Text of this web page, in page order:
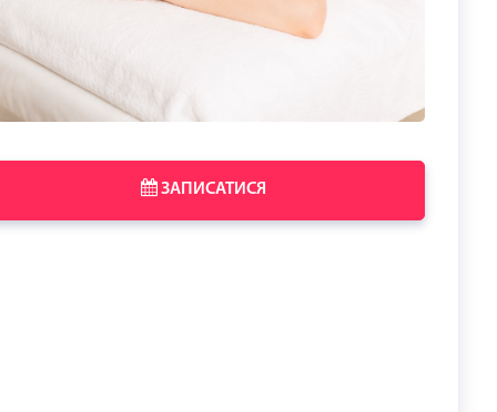
ЗАПИСАТИСЯ